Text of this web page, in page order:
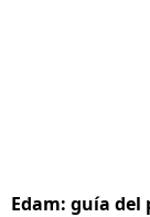
Edam: guía del